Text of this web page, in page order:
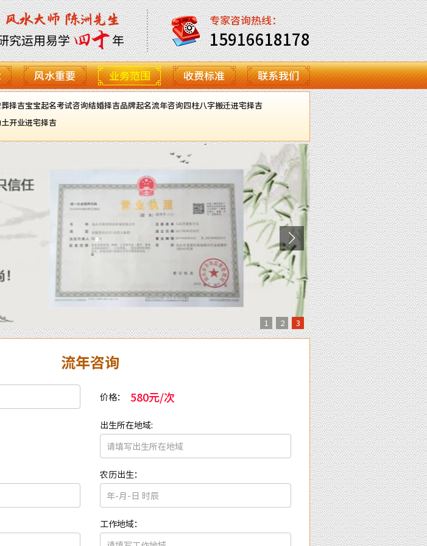
专家咨询热线：
15916618178
风水重要 业务范围 收费标准 联系我们
择吉宝宝起名考试咨询结婚择吉品牌起名流年咨询四柱八字搬迁进宅择吉
开业进宅择吉
1 2 3
流年咨询
价格： 580元/次
出生所在地域:
农历出生：
工作地域：